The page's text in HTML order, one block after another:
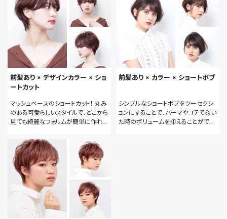
前髪あり × デザインカラー × ショ
ートカット
マッシュベースのショートカット！ 丸み
のある可愛らしいスタイルで、どこから
見ても綺麗なフォルムが簡単に作れま
カラーリングもハイライトとローライト
の二種類を入れてあげる事で、より立
体的なスタイルが作れます。
前髪あり × カラー × ショートボブ
シンプルなショートボブをツーセクシ
ョンにすることで、パーマやコテで巻い
た時のボリュームを抑えることがで